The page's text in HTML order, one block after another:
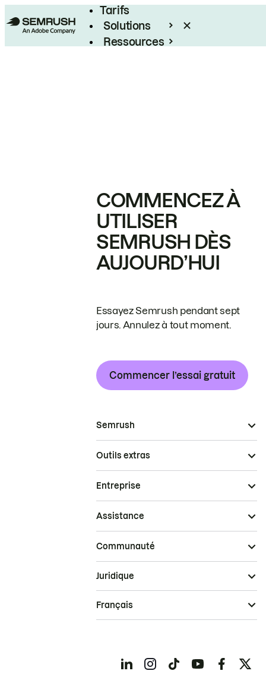
Tarifs
Solutions
Ressources
COMMENCEZ À
UTILISER
SEMRUSH DÈS
AUJOURD’HUI
Essayez Semrush pendant sept
jours. Annulez à tout moment.
Commencer l’essai gratuit
Semrush
Outils extras
Entreprise
Assistance
Communauté
Juridique
Français